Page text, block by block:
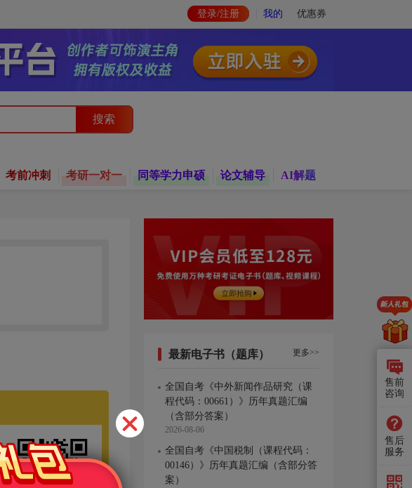
登录/注册 我的 优惠券
搜索
考前冲刺 考研一对一 同等学力申硕 论文辅导 AI解题
更多>>
最新电子书（题库）
全国自考《中外新闻作品研究（课
程代码：00661）》历年真题汇编
（含部分答案）
2026-08-06
全国自考《中国税制（课程代码：
00146）》历年真题汇编（含部分答
案）
售前
咨询
售后
服务